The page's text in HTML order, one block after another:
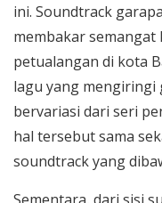
ini. Soundtrack
membakar
petualangan di kota
lagu yang
bervariasi dari seri
hal tersebut sama
soundtrack yang